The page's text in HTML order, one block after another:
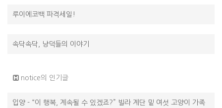
루이에코백 파격세일!
속닥속닥, 냥덕들의 이야기
notice의 인기글
입양 - “이 행복, 계속될 수 있겠죠?” 빌라 계단 밑 여섯 고양이 가족